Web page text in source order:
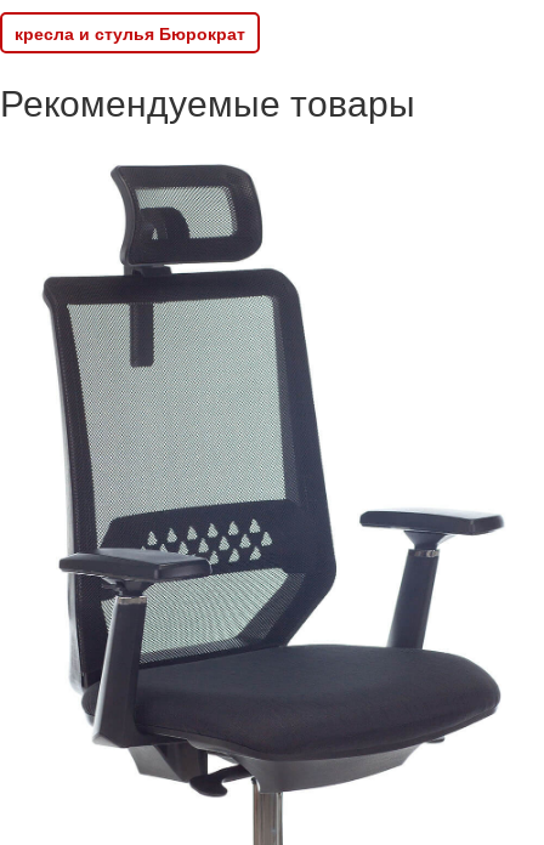
кресла и стулья Бюрократ
Рекомендуемые товары